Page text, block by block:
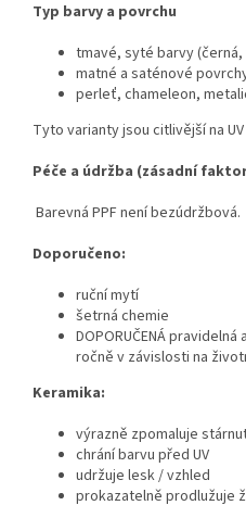
Typ barvy a povrchu
tmavé, syté barvy
matné a saténové
perleť, chameleon,
Tyto varianty jsou citlivější na
Péče a údržba (zásadní
Barevná PPF není bezúdržbová.
Doporučeno:
ruční mytí
šetrná chemie
DOPORUČENÁ
ročně v závislosti na
Keramika:
výrazně zpomaluje
chrání barvu před UV
udržuje lesk / vzhled
prokazatelně prodlužuje